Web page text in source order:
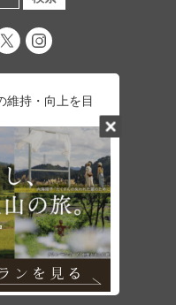
維持・向上を目
同意する」ボタ
くはこちらをご
る
251番地17
757-5150